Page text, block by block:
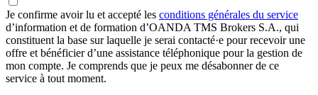
Je confirme avoir lu et accepté les conditions générales du service
d’information et de formation d’OANDA TMS Brokers S.A., qui
constituent la base sur laquelle je serai contacté·e pour recevoir une
offre et bénéficier d’une assistance téléphonique pour la gestion de
mon compte. Je comprends que je peux me désabonner de ce
service à tout moment.